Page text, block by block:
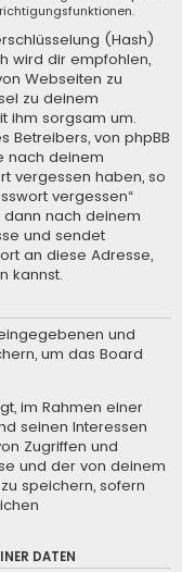
(Hash)
wird dir empfohlen,
Webseiten zu
zu deinem
ihm sorgsam um.
Betreibers, von phpBB
nach deinem
vergessen haben, so
vergessen“
nach deinem
und sendet
an diese Adresse,
kannst.
und
um das Board
im Rahmen einer
seinen Interessen
Zugriffen und
und der von deinem
speichern, sofern
DATEN